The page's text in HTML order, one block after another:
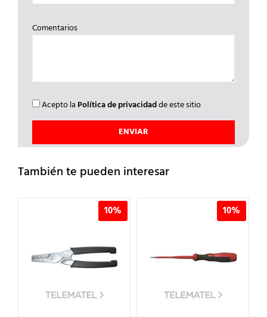
Comentarios
Acepto la Política de privacidadde este sitio
También te pueden interesar
10% 10%